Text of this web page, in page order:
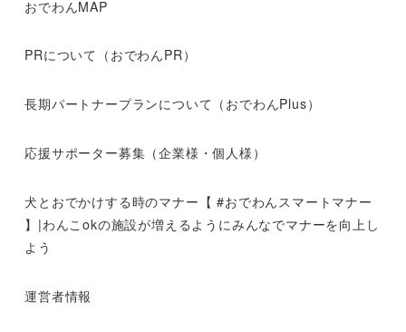
おでわんMAP
PRについて（おでわんPR）
長期パートナープランについて（おでわんPlus）
応援サポーター募集（企業様・個人様）
犬とおでかけする時のマナー【 #おでわんスマートマナー
】|わんこokの施設が増えるようにみんなでマナーを向上し
よう
運営者情報